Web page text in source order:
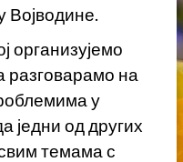
Војводине.
организујемо
разговарамо на
у
једни од других
темама с